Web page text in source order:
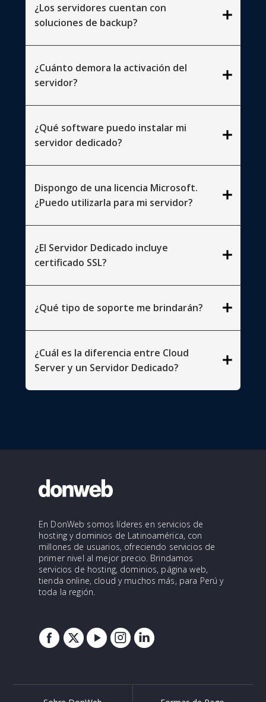
¿Los servidores cuentan con
soluciones de backup?
add
¿Cuánto demora la activación del
servidor?
add
¿Qué software puedo instalar mi
servidor dedicado?
add
Dispongo de una licencia Microsoft.
¿Puedo utilizarla para mi servidor?
add
¿El Servidor Dedicado incluye
certificado SSL?
add
¿Qué tipo de soporte me brindarán? add
¿Cuál es la diferencia entre Cloud
Server y un Servidor Dedicado?
add
En DonWeb somos líderes en servicios de
hosting y dominios de Latinoamérica, con
millones de usuarios, ofreciendo servicios de
primer nivel al mejor precio. Brindamos
servicios de hosting, dominios, página web,
tienda online, cloud y muchos más, para Perú y
toda la región.